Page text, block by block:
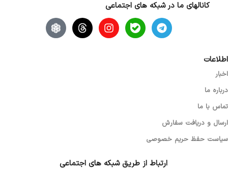
کانالهای ما در شبکه های اجتماعی
اطلاعات
اخبار
درباره ما
تماس با ما
ارسال و دریافت سفارش
سیاست حفظ حریم خصوصی
ارتباط از طریق شبکه های اجتماعی